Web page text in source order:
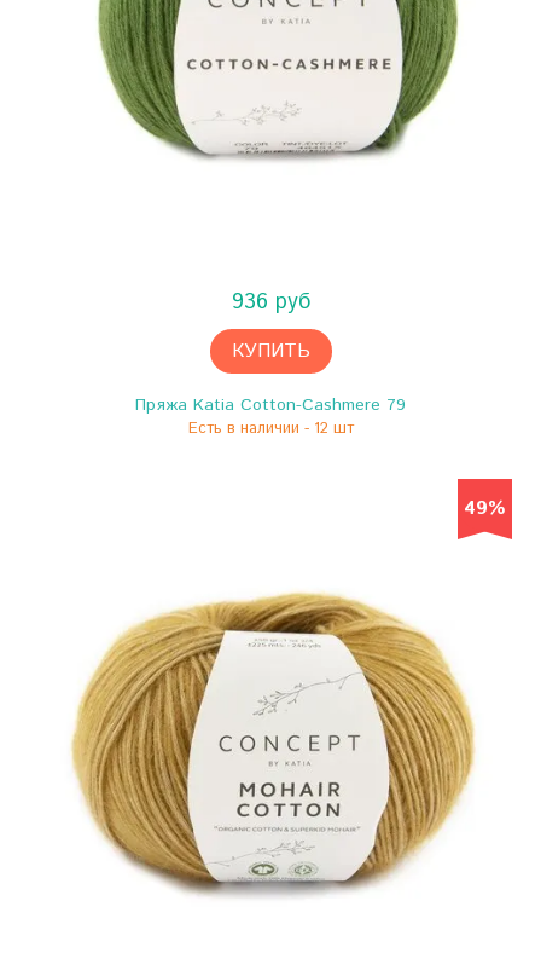
936 руб
КУПИТЬ
Пряжа Katia Cotton-Cashmere 79
Есть в наличии - 12 шт
49%